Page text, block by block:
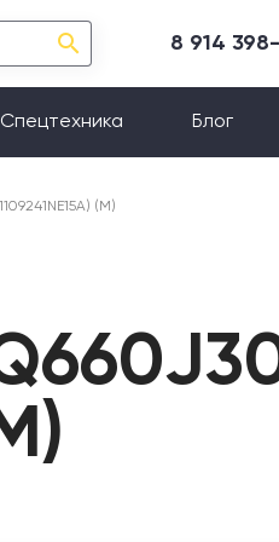
8 914
Спецтехника Блог
(М)